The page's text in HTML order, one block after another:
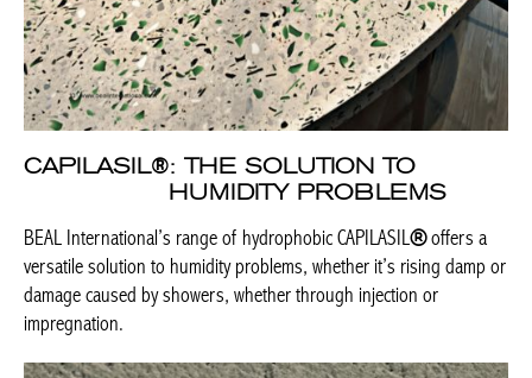
CAPILASIL®: THE SOLUTION TO
HUMIDITY PROBLEMS
BEAL International’s range of hydrophobic CAPILASIL®offers a
versatile solution to humidity problems, whether it’s rising damp or
damage caused by showers, whether through injection or
impregnation.